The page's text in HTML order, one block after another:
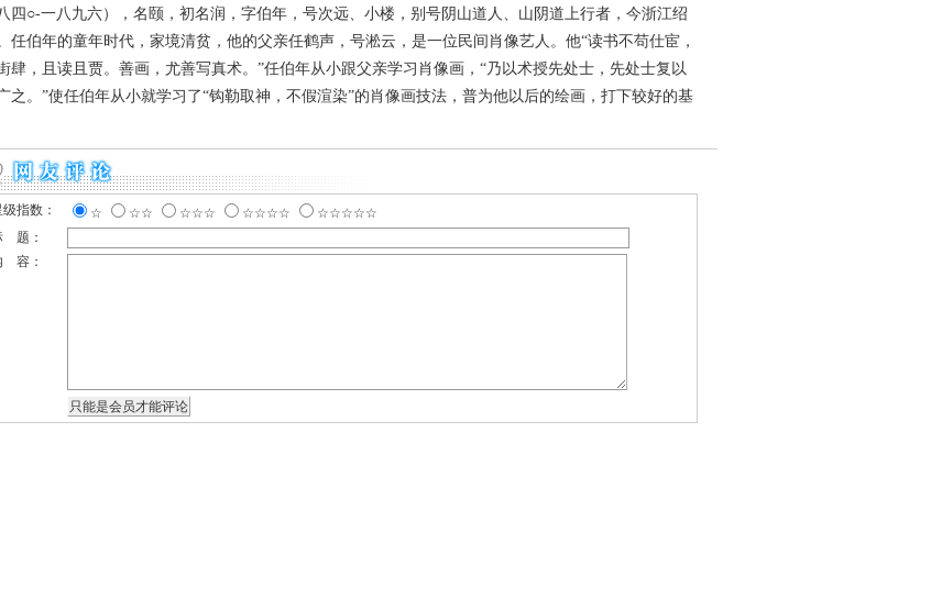
四○-一八九六），名颐，初名润，字伯年，号次远、小楼，别号阴山道人、山阴道上行者，今浙江绍
任伯年的童年时代，家境清贫，他的父亲任鹤声，号淞云，是一位民间肖像艺人。他“读书不苟仕宦，
肆，且读且贾。善画，尤善写真术。”任伯年从小跟父亲学习肖像画，“乃以术授先处士，先处士复以
之。”使任伯年从小就学习了“钩勒取神，不假渲染”的肖像画技法，普为他以后的绘画，打下较好的基
指数： ☆ ☆☆ ☆☆☆ ☆☆☆☆
☆☆☆☆☆
题：
容：